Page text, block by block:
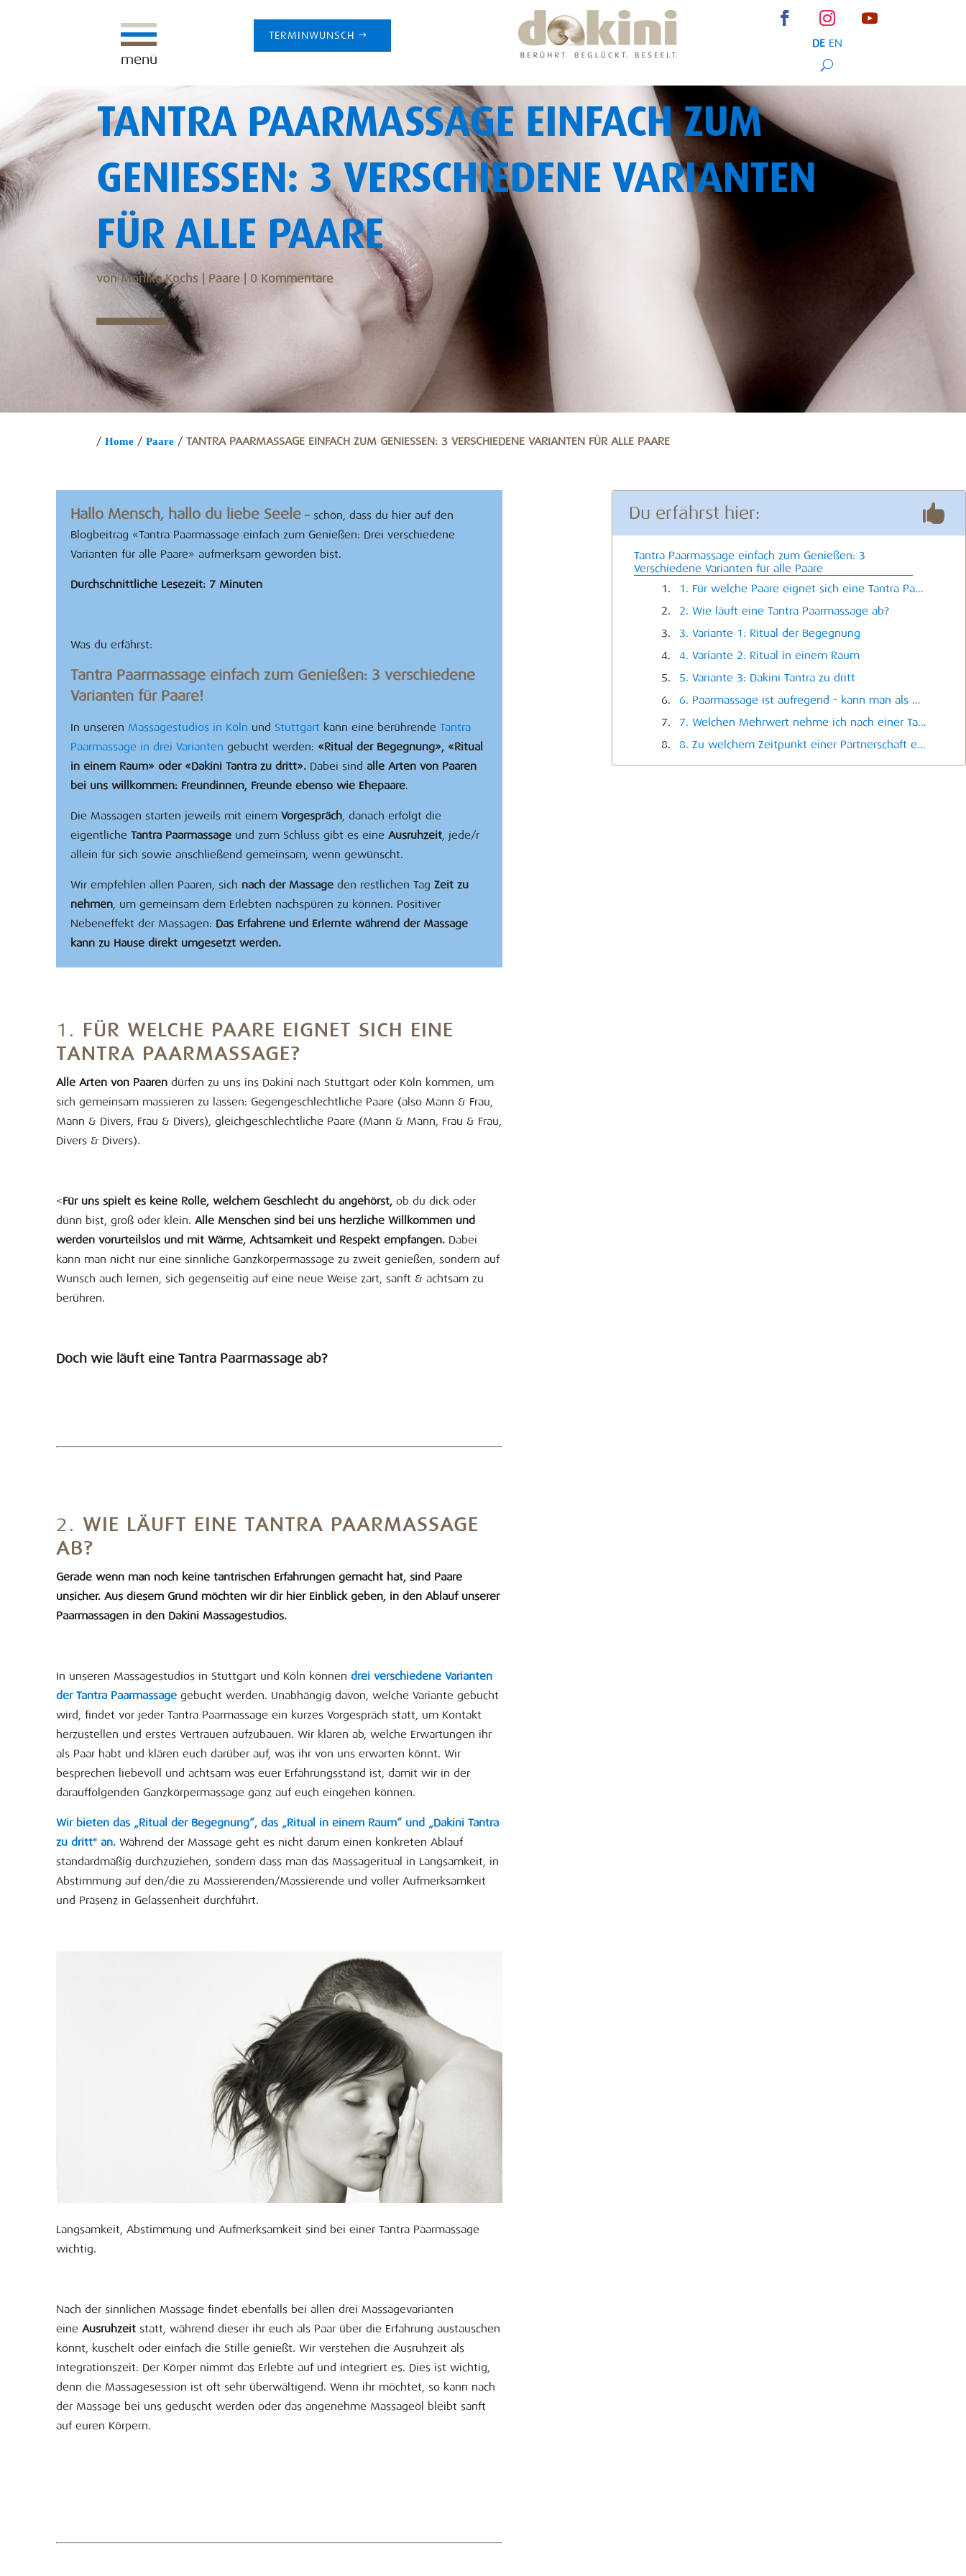
menü
TERMINWUNSCH
DE EN
TANTRA PAARMASSAGE EINFACH ZUM
GENIESSEN: 3 VERSCHIEDENE VARIANTEN F
ÜR ALLE PAARE
vonMonika Kochs Paare 0 Kommentare
/ Home /Paare /TANTRA PAARMASSAGE EINFACH ZUM GENIESSEN: 3 VERSCHIEDENE VARIANTEN FÜR ALLE PAARE
Hallo Mensch, hallo du liebe Seele– schön, dass du hier auf den
Blogbeitrag «Tantra Paarmassage einfach zum Genießen: Drei verschiedene
Varianten für alle Paare» aufmerksam geworden bist.
Durchschnittliche Lesezeit: 7 Minuten
Was du erfährst:
Tantra Paarmassage einfach zum Genießen: 3 verschiedene
Varianten für Paare!
In unseren Massagestudios in Köln und Stuttgart kann eine berührende Tantra
Paarmassage in drei Varianten gebucht werden: «Ritual der Begegnung», «Ritual
in einem Raum» oder «Dakini Tantra zu dritt».Dabei sind alle Arten von Paaren
bei uns willkommen: Freundinnen, Freunde ebenso wie Ehepaare.
Die Massagen starten jeweils mit einem Vorgespräch, danach erfolgt die
eigentliche Tantra Paarmassageund zum Schluss gibt es eine Ausruhzeit, jede/r
allein für sich sowie anschließend gemeinsam, wenn gewünscht.
Wir empfehlen allen Paaren, sich nach der Massageden restlichen Tag Zeit zu
nehmen, um gemeinsam dem Erlebten nachspüren zu können. Positiver
Nebeneffekt der Massagen: Das Erfahrene und Erlernte während der Massage
kann zu Hause direkt umgesetzt werden.
1. FÜR WELCHE PAARE EIGNET SICH EINE
TANTRA PAARMASSAGE?
Alle Arten von Paarendürfen zu uns ins Dakini nach Stuttgart oder Köln kommen, um
sich gemeinsam massieren zu lassen: Gegengeschlechtliche Paare (also Mann & Frau,
Mann & Divers, Frau & Divers), gleichgeschlechtliche Paare (Mann & Mann, Frau & Frau,
Divers & Divers).
<Für uns spielt es keine Rolle, welchem Geschlecht du angehörst,ob du dick oder
dünn bist, groß oder klein. Alle Menschen sind bei uns herzliche Willkommen und
werden vorurteilslos und mit Wärme, Achtsamkeit und Respekt empfangen.Dabei
kann man nicht nur eine sinnliche Ganzkörpermassage zu zweit genießen, sondern auf
Wunsch auch lernen, sich gegenseitig auf eine neue Weise zart, sanft & achtsam zu
berühren.
Doch wie läuft eine Tantra Paarmassage ab?
2. WIE LÄUFT EINE TANTRA PAARMASSAGE
AB?
Gerade wenn man noch keine tantrischen Erfahrungen gemacht hat, sind Paare
unsicher. Aus diesem Grund möchten wir dir hier Einblick geben, in den Ablauf unserer
Paarmassagen in den Dakini Massagestudios.
In unseren Massagestudios in Stuttgart und Köln können drei verschiedene Varianten
der Tantra Paarmassagegebucht werden. Unabhängig davon, welche Variante gebucht
wird, findet vor jeder Tantra Paarmassage ein kurzes Vorgespräch statt, um Kontakt
herzustellen und erstes Vertrauen aufzubauen. Wir klären ab, welche Erwartungen ihr
als Paar habt und klären euch darüber auf, was ihr von uns erwarten könnt. Wir
besprechen liebevoll und achtsam was euer Erfahrungsstand ist, damit wir in der
darauffolgenden Ganzkörpermassage ganz auf euch eingehen können.
Wir bieten das „Ritual der Begegnung“, das „Ritual in einem Raum“ und „Dakini Tantra
zu dritt" an. Während der Massage geht es nicht darum einen konkreten Ablauf
standardmäßig durchzuziehen, sondern dass man das Massageritual in Langsamkeit, in
Abstimmung auf den/die zu Massierenden/Massierende und voller Aufmerksamkeit
und Präsenz in Gelassenheit durchführt.
Langsamkeit, Abstimmung und Aufmerksamkeit sind bei einer Tantra Paarmassage
wichtig.
Nach der sinnlichen Massage findet ebenfalls bei allen drei Massagevarianten
eine Ausruhzeitstatt, während dieser ihr euch als Paar über die Erfahrung austauschen
könnt, kuschelt oder einfach die Stille genießt. Wir verstehen die Ausruhzeit als
Integrationszeit: Der Körper nimmt das Erlebte auf und integriert es. Dies ist wichtig,
denn die Massagesession ist oft sehr überwältigend. Wenn ihr möchtet, so kann nach
der Massage bei uns geduscht werden oder das angenehme Massageöl bleibt sanft
auf euren Körpern.
Du erfährst hier: 
Tantra Paarmassage einfach zum Genießen: 3
Verschiedene Varianten für alle Paare
1. Für welche Paare eignet sich eine Tantra Paarmassage?
2. Wie läuft eine Tantra Paarmassage ab?
3. Variante 1: Ritual der Begegnung
4. Variante 2: Ritual in einem Raum
5. Variante 3: Dakini Tantra zu dritt
6. Paarmassage ist aufregend - kann man als Paar überhaupt abschalten und genießen?
7. Welchen Mehrwert nehme ich nach einer Tantra Paarmassage mit nach Hause?
8. Zu welchem Zeitpunkt einer Partnerschaft eignet sich eine Tantra Paarmassage?